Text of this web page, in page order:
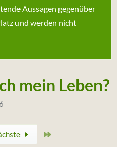
Aussagen gegenüber
und werden nicht
mein Leben?